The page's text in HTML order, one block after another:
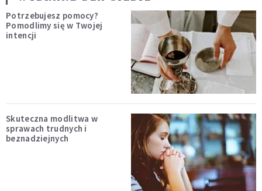
Potrzebujesz pomocy?
Pomodlimy się w Twojej
intencji
Skuteczna modlitwa w
sprawach trudnych i
beznadziejnych